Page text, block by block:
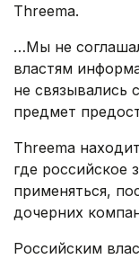
Threema.
…Мы не
властям
не связывались
предмет
Threema
где российское
применяться,
дочерних
Российским